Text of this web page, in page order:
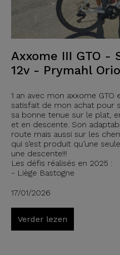
Axxome III GTO -
12v - Prymahl
1 an avec mon axxome
satisfait de mon achat pour
sa bonne tenue sur le plat,
et en descente. Son
route mais aussi sur les
qui s’est produit qu’une
une descente!!!
Les défis réalisés en 2025 :
- Liège Bastogne
17/01/2026
Verder lezen